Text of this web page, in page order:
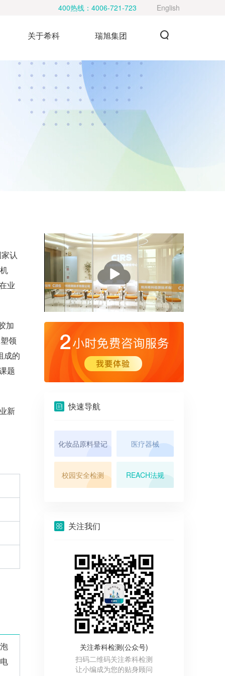
400热线： 4006-721-723 English
关于希科 瑞旭集团
认
业
加
领
成的
题
新
放
快速导航
化妆品原料登记 医疗器械
校园安全检测 REACH法规
关注我们
关注希科检测(公众号)
扫码二维码关注希科检测
让小编成为您的贴身顾问